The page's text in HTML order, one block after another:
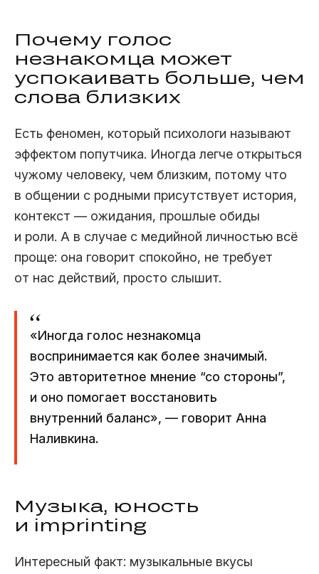
Почему голос
незнакомца может
успокаивать больше, чем
слова близких
Есть феномен, который психологи называют
эффектом попутчика. Иногда легче открыться
чужому человеку, чем близким, потому что
в общении с родными присутствует история,
контекст — ожидания, прошлые обиды
и роли. А в случае с медийной личностью всё
проще: она говорит спокойно, не требует
от нас действий, просто слышит.
«Иногда голос незнакомца
воспринимается как более значимый.
Это авторитетное мнение “со стороны”,
и оно помогает восстановить
внутренний баланс», — говорит Анна
Наливкина.
Музыка, юность
и imprinting
Интересный факт: музыкальные вкусы